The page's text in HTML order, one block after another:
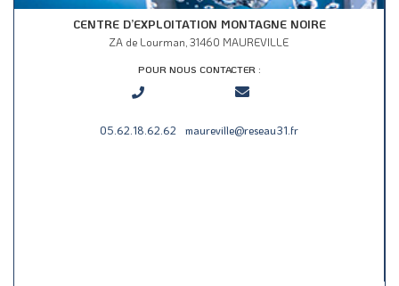
CENTRE D’EXPLOITATION MONTAGNE NOIRE
ZA de Lourman, 31460 MAUREVILLE
POUR NOUS CONTACTER :
05.62.18.62.62 maureville@reseau31.fr